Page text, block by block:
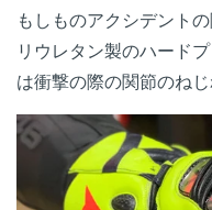
もしものアクシデント
リウレタン製のハード
は衝撃の際の関節のね